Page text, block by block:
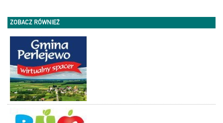
ZOBACZ RÓWNIEŻ